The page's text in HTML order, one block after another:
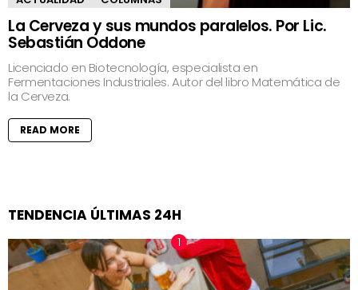
La Cerveza y sus mundos paralelos. Por Lic.
Sebastián Oddone
Licenciado en Biotecnología, especialista en
Fermentaciones Industriales. Autor del libro Matemática de
la Cerveza.
READ MORE
TENDENCIA ÚLTIMAS 24H